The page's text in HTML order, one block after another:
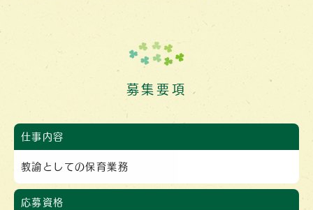
募集要項
仕事内容
教諭としての保育業務
応募資格